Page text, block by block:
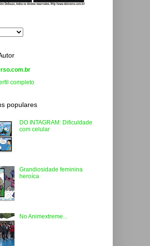
completo
populares
DO INTAGRAM: Dificuldade
com celular
Grandiosidade feminina
heroíca
No Animextreme...